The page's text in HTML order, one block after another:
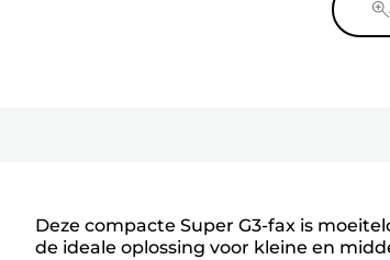
Deze compacte Super G3-fax is
de ideale oplossing voor kleine en